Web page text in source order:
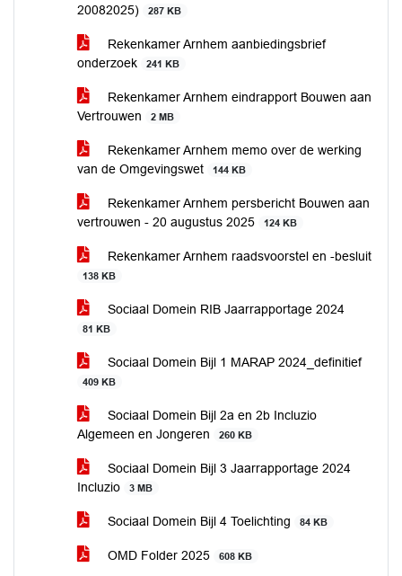
20082025)
287 KB
Rekenkamer Arnhem aanbiedingsbrief
onderzoek
241 KB
Rekenkamer Arnhem eindrapport Bouwen aan
Vertrouwen
2 MB
Rekenkamer Arnhem memo over de werking
van de Omgevingswet
144 KB
Rekenkamer Arnhem persbericht Bouwen aan
vertrouwen - 20 augustus 2025
124 KB
Rekenkamer Arnhem raadsvoorstel en -besluit
138 KB
Sociaal Domein RIB Jaarrapportage 2024
81 KB
Sociaal Domein Bijl 1 MARAP 2024_definitief
409 KB
Sociaal Domein Bijl 2a en 2b Incluzio
Algemeen en Jongeren
260 KB
Sociaal Domein Bijl 3 Jaarrapportage 2024
Incluzio
3 MB
Sociaal Domein Bijl 4 Toelichting 84 KB
OMD Folder 2025 608 KB